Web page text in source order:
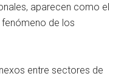
aparecen como el
de los
entre sectores de